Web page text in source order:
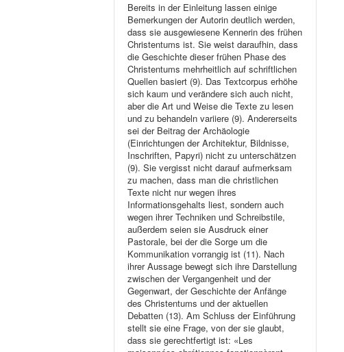
Bereits in der Einleitung lassen einige
Bemerkungen der Autorin deutlich werden,
dass sie ausgewiesene Kennerin des frühen
Christentums ist. Sie weist daraufhin, dass
die Geschichte dieser frühen Phase des
Christentums mehrheitlich auf schriftlichen
Quellen basiert (9). Das Textcorpus erhöhe
sich kaum und verändere sich auch nicht,
aber die Art und Weise die Texte zu lesen
und zu behandeln variiere (9). Andererseits
sei der Beitrag der Archäologie
(Einrichtungen der Architektur, Bildnisse,
Inschriften, Papyri) nicht zu unterschätzen
(9). Sie vergisst nicht darauf aufmerksam
zu machen, dass man die christlichen
Texte nicht nur wegen ihres
Informationsgehalts liest, sondern auch
wegen ihrer Techniken und Schreibstile,
außerdem seien sie Ausdruck einer
Pastorale, bei der die Sorge um die
Kommunikation vorrangig ist (11). Nach
ihrer Aussage bewegt sich ihre Darstellung
zwischen der Vergangenheit und der
Gegenwart, der Geschichte der Anfänge
des Christentums und der aktuellen
Debatten (13). Am Schluss der Einführung
stellt sie eine Frage, von der sie glaubt,
dass sie gerechtfertigt ist: «Les